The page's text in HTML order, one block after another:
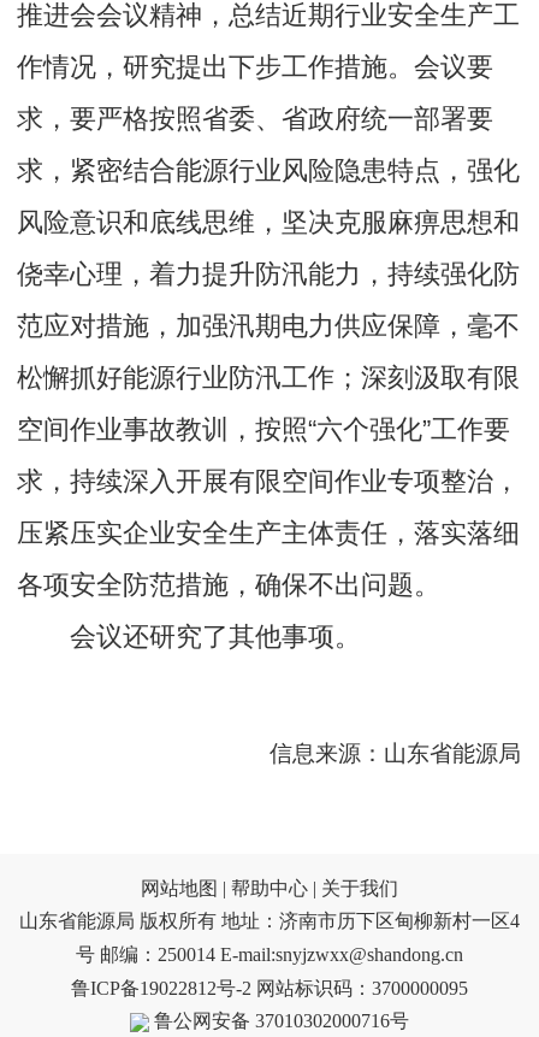
推进会会议精神，总结近期行业安全生产工
作情况，研究提出下步工作措施。会议要
求，要严格按照省委、省政府统一部署要
求，紧密结合能源行业风险隐患特点，强化
风险意识和底线思维，坚决克服麻痹思想和
侥幸心理，着力提升防汛能力，持续强化防
范应对措施，加强汛期电力供应保障，毫不
松懈抓好能源行业防汛工作；深刻汲取有限
空间作业事故教训，按照“六个强化”工作要
求，持续深入开展有限空间作业专项整治，
压紧压实企业安全生产主体责任，落实落细
各项安全防范措施，确保不出问题。
会议还研究了其他事项。
信息来源：山东省能源局
网站地图 | 帮助中心 | 关于我们
山东省能源局 版权所有 地址：济南市历下区甸柳新村一区4
号 邮编：250014 E-mail:snyjzwxx@shandong.cn
鲁ICP备19022812号-2 网站标识码：3700000095
鲁公网安备 37010302000716号